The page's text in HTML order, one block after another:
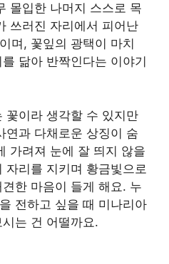
몰입한 나머지 스스로 목
쓰러진 자리에서 피어난
며, 꽃잎의 광택이 마치
닮아 반짝인다는 이야기
꽃이라 생각할 수 있지만
연과 다채로운 상징이 숨
가려져 눈에 잘 띄지 않을
자리를 지키며 황금빛으로
한 마음이 들게 해요. 누
전하고 싶을 때 미나리아
는 건 어떨까요.